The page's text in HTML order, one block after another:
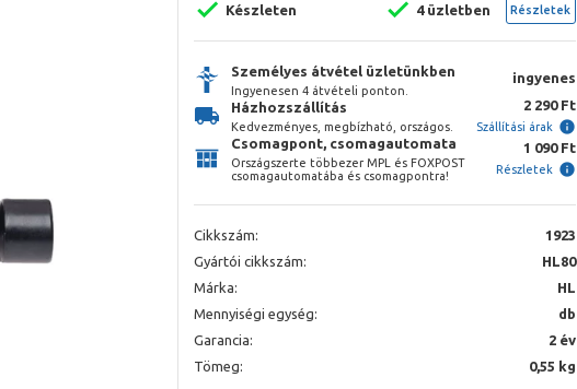
Készleten 4 üzletben Részletek
Személyes átvétel üzletünkben
Ingyenesen 4 átvételi ponton.
ingyenes
Házhozszállítás
Kedvezményes, megbízható, országos.
2 290 Ft
Szállítási árak
Csomagpont, csomagautomata
Országszerte többezer MPL és FOXPOST
csomagautomatába és csomagpontra!
1 090 Ft
Részletek
Cikkszám:
1923
Gyártói cikkszám:
HL80
Márka:
HL
Mennyiségi egység:
db
Garancia:
2 év
Tömeg:
0,55 kg